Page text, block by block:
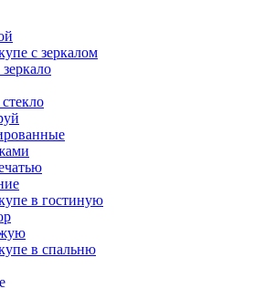
с зеркалом
в гостиную
в спальню